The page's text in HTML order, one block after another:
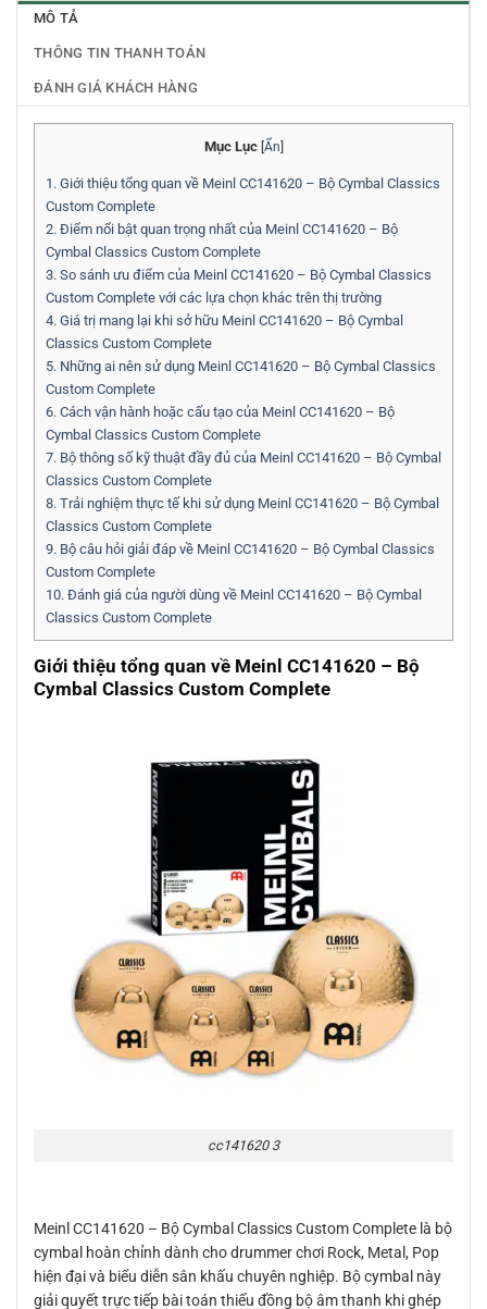
MÔ TẢ
THÔNG TIN THANH TOÁN
ĐÁNH GIÁ KHÁCH HÀNG
Mục Lục [Ẩn]
1. Giới thiệu tổng quan về Meinl CC141620 – Bộ Cymbal Classics
Custom Complete
2. Điểm nổi bật quan trọng nhất của Meinl CC141620 – Bộ
Cymbal Classics Custom Complete
3. So sánh ưu điểm của Meinl CC141620 – Bộ Cymbal Classics
Custom Complete với các lựa chọn khác trên thị trường
4. Giá trị mang lại khi sở hữu Meinl CC141620 – Bộ Cymbal
Classics Custom Complete
5. Những ai nên sử dụng Meinl CC141620 – Bộ Cymbal Classics
Custom Complete
6. Cách vận hành hoặc cấu tạo của Meinl CC141620 – Bộ
Cymbal Classics Custom Complete
7. Bộ thông số kỹ thuật đầy đủ của Meinl CC141620 – Bộ Cymbal
Classics Custom Complete
8. Trải nghiệm thực tế khi sử dụng Meinl CC141620 – Bộ Cymbal
Classics Custom Complete
9. Bộ câu hỏi giải đáp về Meinl CC141620 – Bộ Cymbal Classics
Custom Complete
10. Đánh giá của người dùng về Meinl CC141620 – Bộ Cymbal
Classics Custom Complete
Giới thiệu tổng quan về Meinl CC141620 – Bộ
Cymbal Classics Custom Complete
cc141620 3
Meinl CC141620 – Bộ Cymbal Classics Custom Complete là bộ
cymbal hoàn chỉnh dành cho drummer chơi Rock, Metal, Pop
hiện đại và biểu diễn sân khấu chuyên nghiệp. Bộ cymbal này
giải quyết trực tiếp bài toán thiếu đồng bộ âm thanh khi ghép